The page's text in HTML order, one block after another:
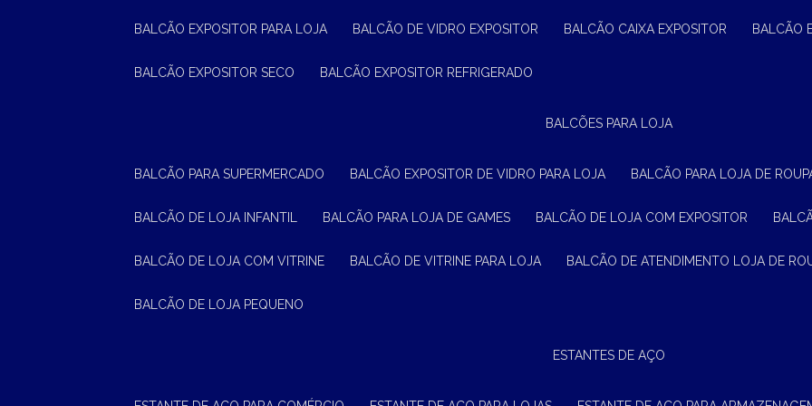
BALCÃO EXPOSITOR PARA LOJA BALCÃO DE VIDRO EXPOSITOR BALCÃO CAIXA EXPOSITOR BALCÃO
BALCÃO EXPOSITOR SECO BALCÃO EXPOSITOR REFRIGERADO
BALCÕES PARA LOJA
BALCÃO PARA SUPERMERCADO BALCÃO EXPOSITOR DE VIDRO PARA LOJA BALCÃO PARA LOJA DE
BALCÃO DE LOJA INFANTIL BALCÃO PARA LOJA DE GAMES BALCÃO DE LOJA COM EXPOSITOR
BALCÃO DE LOJA COM VITRINE BALCÃO DE VITRINE PARA LOJA BALCÃO DE ATENDIMENTO LOJA DE
BALCÃO DE LOJA PEQUENO
ESTANTES DE AÇO